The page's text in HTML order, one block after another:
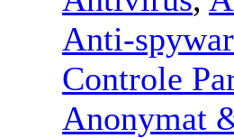
Anti-
Controle
Anonymat